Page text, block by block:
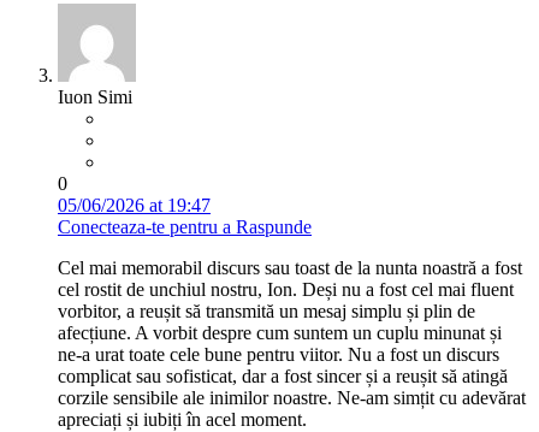
Iuon Simi
0
05/06/2026 at 19:47
Conecteaza-te pentru a Raspunde
Cel mai memorabil discurs sau toast de la nunta noastră a fost
cel rostit de unchiul nostru, Ion. Deși nu a fost cel mai fluent
vorbitor, a reușit să transmită un mesaj simplu și plin de
afecțiune. A vorbit despre cum suntem un cuplu minunat și
ne-a urat toate cele bune pentru viitor. Nu a fost un discurs
complicat sau sofisticat, dar a fost sincer și a reușit să atingă
corzile sensibile ale inimilor noastre. Ne-am simțit cu adevărat
apreciați și iubiți în acel moment.